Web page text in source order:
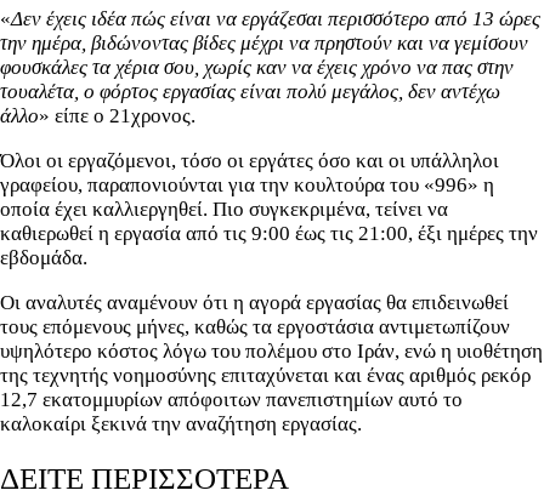
«Δεν έχεις ιδέα πώς είναι να εργάζεσαι περισσότερο από 13 ώρες
την ημέρα, βιδώνοντας βίδες μέχρι να πρηστούν και να γεμίσουν
φουσκάλες τα χέρια σου, χωρίς καν να έχεις χρόνο να πας στην
τουαλέτα, ο φόρτος εργασίας είναι πολύ μεγάλος, δεν αντέχω
άλλο» είπε ο 21χρονος.
Όλοι οι εργαζόμενοι, τόσο οι εργάτες όσο και οι υπάλληλοι
γραφείου, παραπονιούνται για την κουλτούρα του «996» η
οποία έχει καλλιεργηθεί. Πιο συγκεκριμένα, τείνει να
καθιερωθεί η εργασία από τις 9:00 έως τις 21:00, έξι ημέρες την
εβδομάδα.
Οι αναλυτές αναμένουν ότι η αγορά εργασίας θα επιδεινωθεί
τους επόμενους μήνες, καθώς τα εργοστάσια αντιμετωπίζουν
υψηλότερο κόστος λόγω του πολέμου στο Ιράν, ενώ η υιοθέτηση
της τεχνητής νοημοσύνης επιταχύνεται και ένας αριθμός ρεκόρ
12,7 εκατομμυρίων απόφοιτων πανεπιστημίων αυτό το
καλοκαίρι ξεκινά την αναζήτηση εργασίας.
ΔΕΙΤΕ ΠΕΡΙΣΣΟΤΕΡΑ